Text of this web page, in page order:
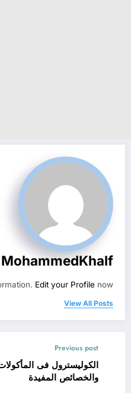
MohammedKhalf
Edit your Profile now.
View All Posts
Previous post
الكوليسترول فى
والخصائص المفيدة